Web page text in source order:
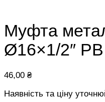
Муфта
Ø16×1/2″ РВ
46,00 ₴
Наявність та ціну